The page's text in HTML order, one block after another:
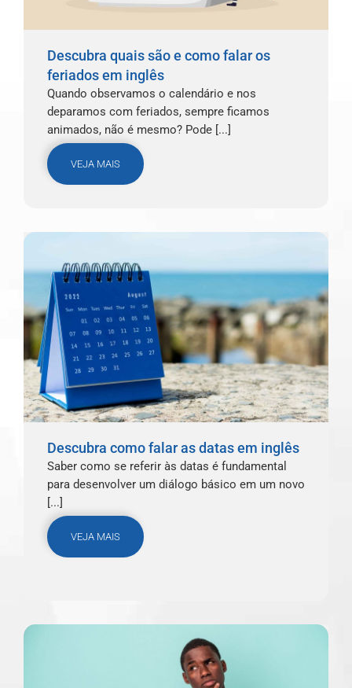
Descubra quais são e como falar os
feriados em inglês
Quando observamos o calendário e nos
deparamos com feriados, sempre ficamos
animados, não é mesmo? Pode [...]
VEJA MAIS
Descubra como falar as datas em inglês
Saber como se referir às datas é fundamental
para desenvolver um diálogo básico em um novo
[...]
VEJA MAIS